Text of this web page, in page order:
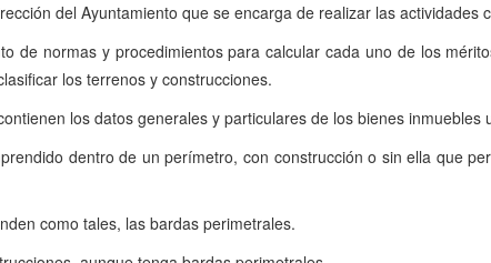
del Ayuntamiento que se encarga de realizar las actividades
de normas y procedimientos para calcular cada uno de los
los terrenos y construcciones.
los datos generales y particulares de los bienes
dentro de un perímetro, con construcción o sin ella que
como tales, las bardas perimetrales.